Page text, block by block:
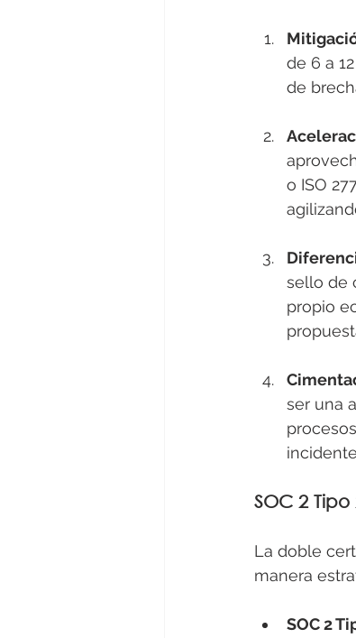
de 6 a
de
o ISO
sello de
propio
ser una
SOC 2
La doble
manera
SOC 2